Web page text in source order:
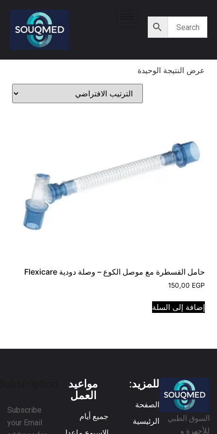
عرض النتيجة الوحيدة
حامل القسطرة مع موصل الكوع – وصلة دودية Flexicare
150,00EGP
إضافة إلى السلة
السوق الطبي
للأجهزة و
للمزيد:
الصفحة
الرئيسية
مواعيد
العمل
جميع أيام
Subscribe
your Email